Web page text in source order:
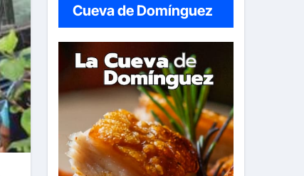
Cueva de Domínguez